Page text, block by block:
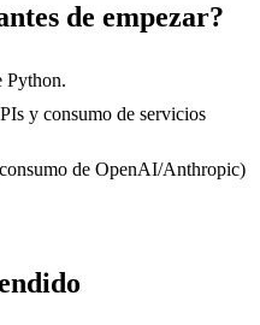
de empezar?
Python.
y consumo de servicios
de OpenAI/Anthropic)